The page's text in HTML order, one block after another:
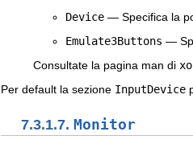
Device — Specifica la
Emulate3Buttons —
Consultate la pagina man di
Per default la sezione InputDevice
7.3.1.7. Monitor